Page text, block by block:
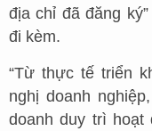
địa chỉ đã đăng
đi kèm.
“Từ thực tế triển
nghị doanh
doanh duy trì hoạt